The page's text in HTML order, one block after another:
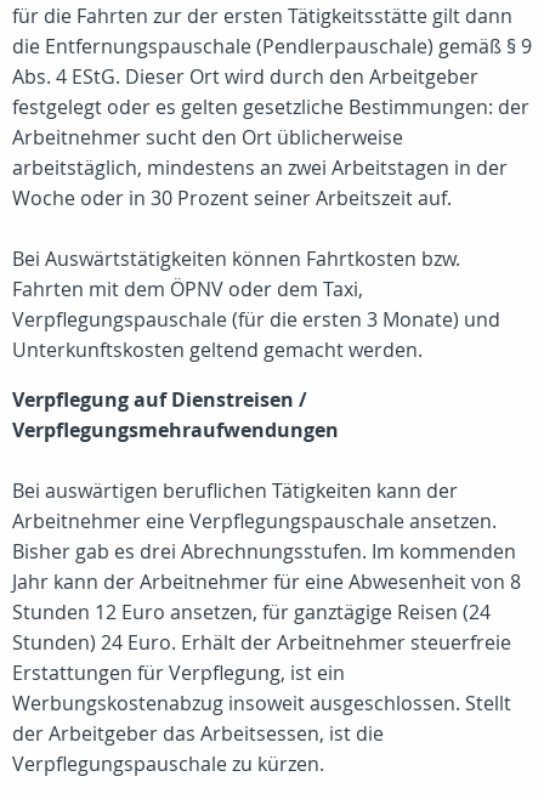
für die Fahrten zur der ersten Tätigkeitsstätte gilt dann
die Entfernungspauschale (Pendlerpauschale) gemäß § 9
Abs. 4 EStG. Dieser Ort wird durch den Arbeitgeber
festgelegt oder es gelten gesetzliche Bestimmungen: der
Arbeitnehmer sucht den Ort üblicherweise
arbeitstäglich, mindestens an zwei Arbeitstagen in der
Woche oder in 30 Prozent seiner Arbeitszeit auf.
Bei Auswärtstätigkeiten können Fahrtkosten bzw.
Fahrten mit dem ÖPNV oder dem Taxi,
Verpflegungspauschale (für die ersten 3 Monate) und
Unterkunftskosten geltend gemacht werden.
Verpflegung auf Dienstreisen /
Verpflegungsmehraufwendungen
Bei auswärtigen beruflichen Tätigkeiten kann der
Arbeitnehmer eine Verpflegungspauschale ansetzen.
Bisher gab es drei Abrechnungsstufen. Im kommenden
Jahr kann der Arbeitnehmer für eine Abwesenheit von 8
Stunden 12 Euro ansetzen, für ganztägige Reisen (24
Stunden) 24 Euro. Erhält der Arbeitnehmer steuerfreie
Erstattungen für Verpflegung, ist ein
Werbungskostenabzug insoweit ausgeschlossen. Stellt
der Arbeitgeber das Arbeitsessen, ist die
Verpflegungspauschale zu kürzen.